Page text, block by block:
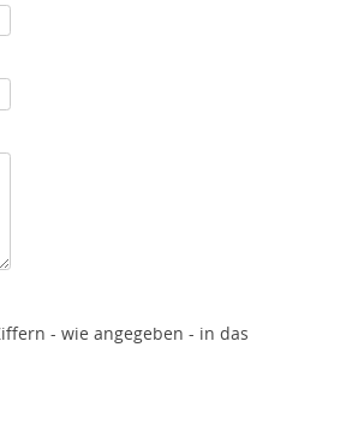
- wie angegeben - in das